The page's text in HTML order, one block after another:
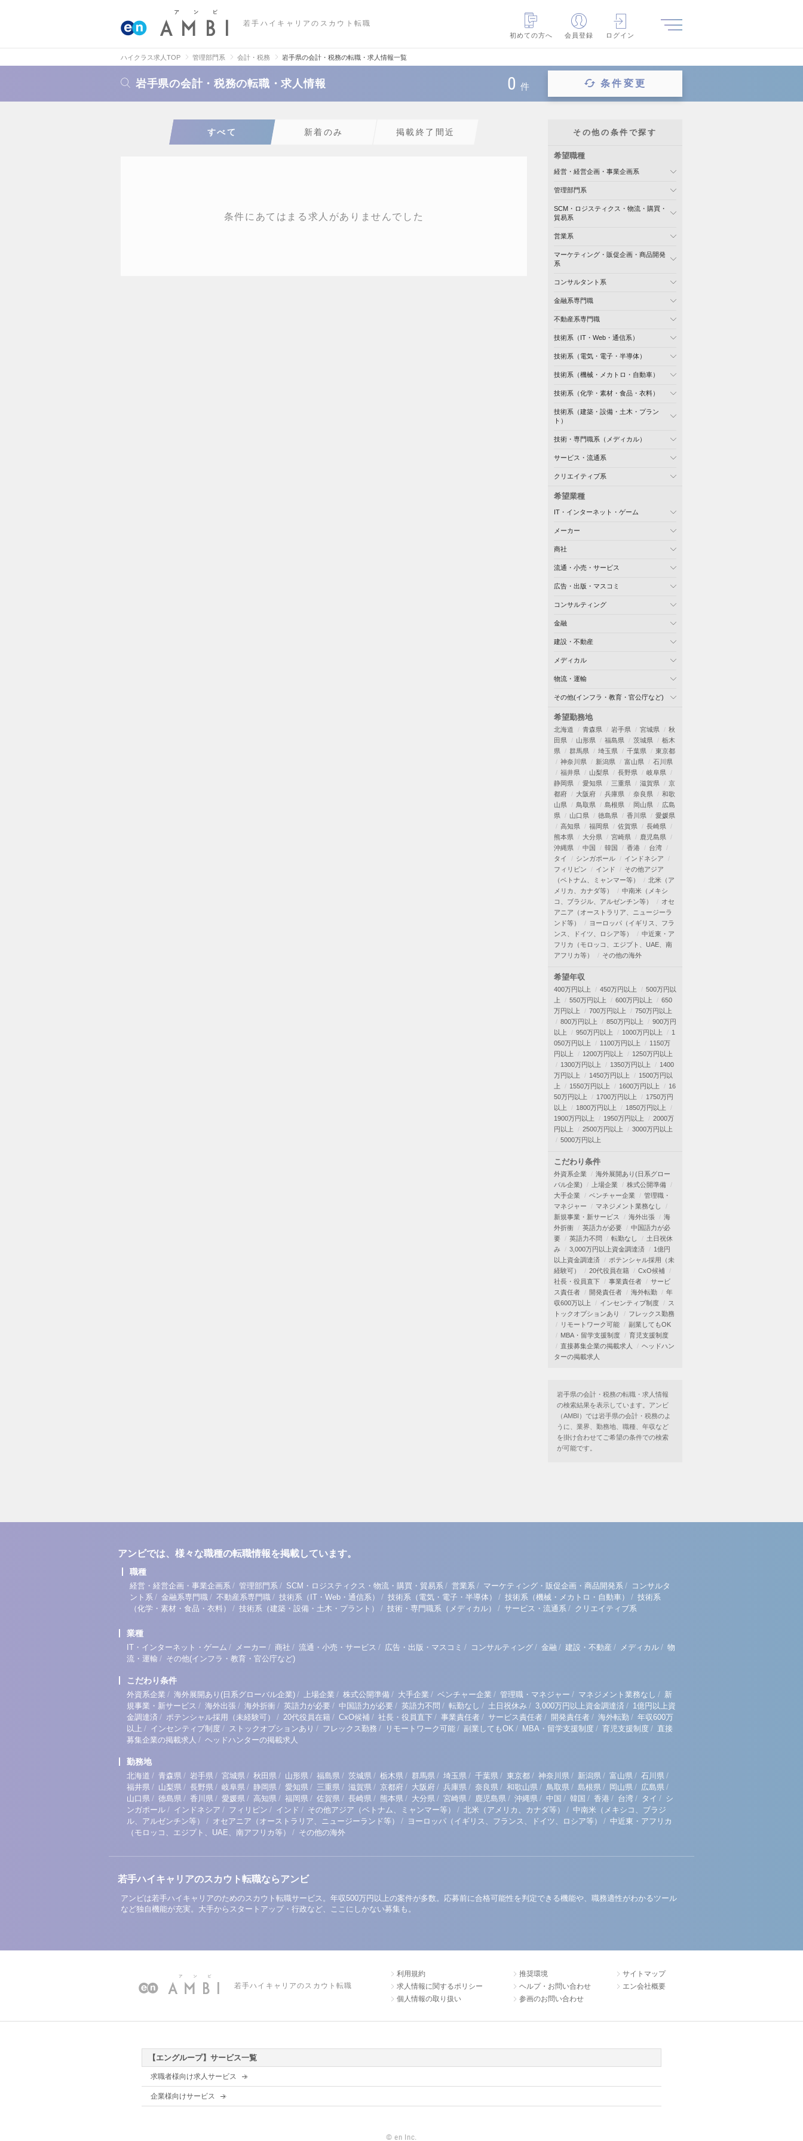
若手ハイキャリアのスカウト転職
初めての方へ
会員登録 ログイン
ハイクラス求人TOP 管理部門系 会計・税務 岩手県の会計・税務の転職・求人情報一覧
岩手県の会計・税務の転職・求人情報 0 件 条件変更
すべて 新着のみ 掲載終了間近
条件にあてはまる求人がありませんでした
その他の条件で探す
希望職種
経営・経営企画・事業企画系
管理部門系
SCM・ロジスティクス・物流・購買・
貿易系
営業系
マーケティング・販促企画・商品開発
系
コンサルタント系
金融系専門職
不動産系専門職
技術系（IT・Web・通信系）
技術系（電気・電子・半導体）
技術系（機械・メカトロ・自動車）
技術系（化学・素材・食品・衣料）
技術系（建築・設備・土木・プラン
ト）
技術・専門職系（メディカル）
サービス・流通系
クリエイティブ系
希望業種
IT・インターネット・ゲーム
メーカー
商社
流通・小売・サービス
広告・出版・マスコミ
コンサルティング
金融
建設・不動産
メディカル
物流・運輸
その他(インフラ・教育・官公庁など)
希望勤務地
北海道 青森県 岩手県 宮城県
秋
田県
山形県 福島県 茨城県
栃木
県
群馬県 埼玉県 千葉県
東京都
神奈川県
新潟県 富山県
石川県
福井県
山梨県 長野県
岐阜県
静岡県
愛知県 三重県 滋賀県
京
都府
大阪府 兵庫県 奈良県
和歌
山県
鳥取県 島根県 岡山県
広島
県
山口県 徳島県 香川県
愛媛県
高知県
福岡県 佐賀県
長崎県
熊本県
大分県 宮崎県
鹿児島県
沖縄県
中国 韓国 香港
台湾
タイ
シンガポール
インドネシア
フィリピン
インド
その他アジア
（ベトナム、ミャンマー等）
北米（ア
メリカ、カナダ等）
中南米（メキシ
コ、ブラジル、アルゼンチン等）
オセ
アニア（オーストラリア、ニュージーラ
ンド等）
ヨーロッパ（イギリス、フラ
ンス、ドイツ、ロシア等）
中近東・ア
フリカ（モロッコ、エジプト、UAE、南
アフリカ等）
その他の海外
希望年収
400万円以上 450万円以上
500万円以
上
550万円以上 600万円以上
650
万円以上
700万円以上
750万円以上
800万円以上
850万円以上
900万円
以上
950万円以上 1000万円以上
1
050万円以上
1100万円以上
1150万
円以上
1200万円以上
1250万円以上
1300万円以上
1350万円以上
1400
万円以上
1450万円以上
1500万円以
上
1550万円以上 1600万円以上
16
50万円以上
1700万円以上
1750万円
以上
1800万円以上
1850万円以上
1900万円以上
1950万円以上
2000万
円以上
2500万円以上
3000万円以上
5000万円以上
こだわり条件
外資系企業
海外展開あり(日系グロー
バル企業)
上場企業
株式公開準備
大手企業
ベンチャー企業
管理職・
マネジャー
マネジメント業務なし
新規事業・新サービス
海外出張
海
外折衝
英語力が必要
中国語力が必
要
英語力不問 転勤なし
土日祝休
み
3,000万円以上資金調達済
1億円
以上資金調達済
ポテンシャル採用（未
経験可）
20代役員在籍
CxO候補
社長・役員直下
事業責任者
サービ
ス責任者
開発責任者 海外転勤
年
収600万以上
インセンティブ制度
ス
トックオプションあり
フレックス勤務
リモートワーク可能
副業してもOK
MBA・留学支援制度
育児支援制度
直接募集企業の掲載求人
ヘッドハン
ターの掲載求人
岩手県の会計・税務の転職・求人情報
の検索結果を表示しています。アンビ
（AMBI）では岩手県の会計・税務のよ
うに、業界、勤務地、職種、年収など
を掛け合わせてご希望の条件での検索
が可能です。
アンビでは、様々な職種の転職情報を掲載しています。
職種
経営・経営企画・事業企画系 / 管理部門系 / SCM・ロジスティクス・物流・購買・貿易系 / 営業系 / マーケティング・販促企画・商品開発系 / コンサルタ
ント系 / 金融系専門職 / 不動産系専門職 / 技術系（IT・Web・通信系） / 技術系（電気・電子・半導体） / 技術系（機械・メカトロ・自動車） / 技術系
（化学・素材・食品・衣料）
/ 技術系（建築・設備・土木・プラント） / 技術・専門職系（メディカル） / サービス・流通系 / クリエイティブ系
業種
IT・インターネット・ゲーム / メーカー / 商社 / 流通・小売・サービス / 広告・出版・マスコミ / コンサルティング / 金融 / 建設・不動産 / メディカル / 物
流・運輸 / その他(インフラ・教育・官公庁など)
こだわり条件
外資系企業 / 海外展開あり(日系グローバル企業) / 上場企業 / 株式公開準備 / 大手企業 / ベンチャー企業 / 管理職・マネジャー / マネジメント業務なし / 新
規事業・新サービス / 海外出張 / 海外折衝 / 英語力が必要 / 中国語力が必要 / 英語力不問 / 転勤なし / 土日祝休み / 3,000万円以上資金調達済 / 1億円以上資
金調達済 / ポテンシャル採用（未経験可） / 20代役員在籍 / CxO候補 / 社長・役員直下 / 事業責任者 / サービス責任者 / 開発責任者 / 海外転勤 / 年収600万
以上 / インセンティブ制度 / ストックオプションあり / フレックス勤務 / リモートワーク可能 / 副業してもOK / MBA・留学支援制度 / 育児支援制度 / 直接
募集企業の掲載求人 / ヘッドハンターの掲載求人
勤務地
北海道 / 青森県 / 岩手県 / 宮城県 / 秋田県 / 山形県 / 福島県 / 茨城県 / 栃木県 / 群馬県 / 埼玉県 / 千葉県 / 東京都 / 神奈川県 / 新潟県 / 富山県 / 石川県 /
福井県 / 山梨県 / 長野県 / 岐阜県 / 静岡県 / 愛知県 / 三重県 / 滋賀県 / 京都府 / 大阪府 / 兵庫県 / 奈良県 / 和歌山県 / 鳥取県 / 島根県 / 岡山県 / 広島県 /
山口県 / 徳島県 / 香川県 / 愛媛県 / 高知県 / 福岡県 / 佐賀県 / 長崎県 / 熊本県 / 大分県 / 宮崎県 / 鹿児島県 / 沖縄県 / 中国 / 韓国 / 香港 / 台湾 / タイ / シ
ンガポール / インドネシア / フィリピン / インド / その他アジア（ベトナム、ミャンマー等） / 北米（アメリカ、カナダ等） / 中南米（メキシコ、ブラジ
ル、アルゼンチン等）
/ オセアニア（オーストラリア、ニュージーランド等） / ヨーロッパ（イギリス、フランス、ドイツ、ロシア等） / 中近東・アフリカ
（モロッコ、エジプト、UAE、南アフリカ等）
/ その他の海外
若手ハイキャリアのスカウト転職ならアンビ
アンビは若手ハイキャリアのためのスカウト転職サービス。年収500万円以上の案件が多数。応募前に合格可能性を判定できる機能や、職務適性がわかるツール
など独自機能が充実。大手からスタートアップ・行政など、ここにしかない募集も。
若手ハイキャリアのスカウト転職
利用規約
求人情報に関するポリシー
個人情報の取り扱い
推奨環境
ヘルプ・お問い合わせ
参画のお問い合わせ
サイトマップ
エン会社概要
【エングループ】サービス一覧
求職者様向け求人サービス
企業様向けサービス
© en Inc.